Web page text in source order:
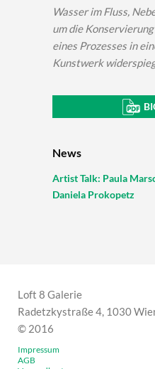
Wasser im Fluss,
um die
eines Prozesses in
Kunstwerk
News
Artist Talk: Paula
Daniela Prokopetz
Loft 8 Galerie
Radetzkystraße 4, 1030
© 2016
Impressum
AGB